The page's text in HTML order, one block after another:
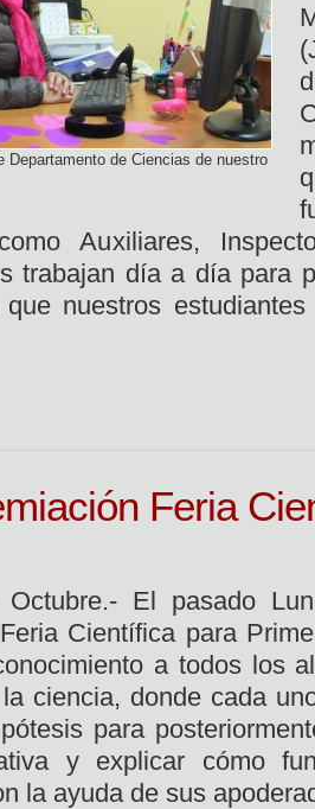
Departamento de Ciencias de nuestro
Auxiliares,
trabajan día a día para
nuestros
Feria
Octubre.- El pasado
Científica para
a todos los
ciencia, donde cada
para
y explicar cómo
la ayuda de sus